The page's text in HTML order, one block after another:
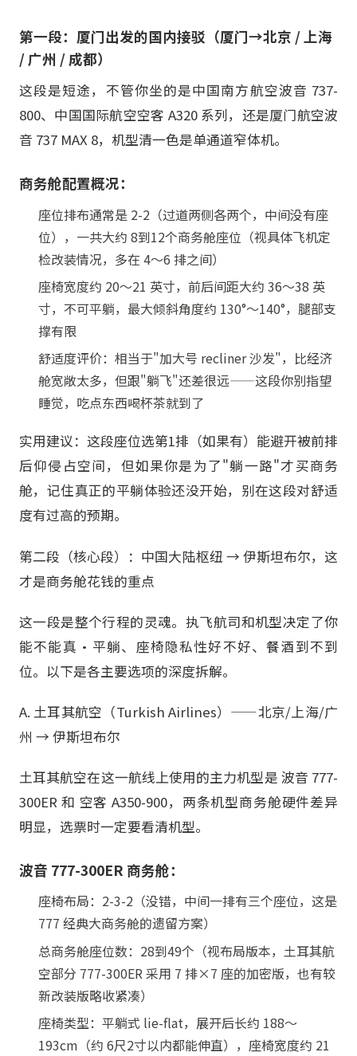
第一段：厦门出发的国内接驳（厦门→北京 / 上海
/ 广州 / 成都）
这段是短途，不管你坐的是中国南方航空波音 737-
800、中国国际航空空客 A320 系列，还是厦门航空波
音 737 MAX 8，机型清一色是单通道窄体机。
商务舱配置概况：
座位排布通常是 2-2（过道两侧各两个，中间没有座
位），一共大约 8到12个商务舱座位（视具体飞机定
检改装情况，多在 4～6 排之间）
座椅宽度约 20～21 英寸，前后间距大约 36～38 英
寸，不可平躺，最大倾斜角度约 130°～140°，腿部支
撑有限
舒适度评价：相当于"加大号 recliner 沙发"，比经济
舱宽敞太多，但跟"躺飞"还差很远——这段你别指望
睡觉，吃点东西喝杯茶就到了
实用建议：这段座位选第1排（如果有）能避开被前排
后仰侵占空间，但如果你是为了"躺一路"才买商务
舱，记住真正的平躺体验还没开始，别在这段对舒适
度有过高的预期。
第二段（核心段）：中国大陆枢纽 → 伊斯坦布尔，这
才是商务舱花钱的重点
这一段是整个行程的灵魂。执飞航司和机型决定了你
能不能真·平躺、座椅隐私性好不好、餐酒到不到
位。以下是各主要选项的深度拆解。
A. 土耳其航空（Turkish Airlines）——北京/上海/广
州 → 伊斯坦布尔
土耳其航空在这一航线上使用的主力机型是 波音 777-
300ER 和 空客 A350-900，两条机型商务舱硬件差异
明显，选票时一定要看清机型。
波音 777-300ER 商务舱：
座椅布局：2-3-2（没错，中间一排有三个座位，这是
777 经典大商务舱的遗留方案）
总商务舱座位数：28到49个（视布局版本，土耳其航
空部分 777-300ER 采用 7 排×7 座的加密版，也有较
新改装版略收紧凑）
座椅类型：平躺式 lie-flat，展开后长约 188～
193cm（约 6尺2寸以内都能伸直），座椅宽度约 21